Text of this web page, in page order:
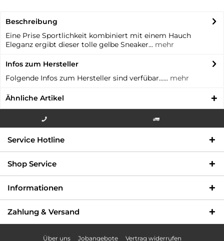
Beschreibung
Eine Prise Sportlichkeit kombiniert mit einem Hauch
Eleganz ergibt dieser tolle gelbe Sneaker... mehr
Infos zum Hersteller
Folgende Infos zum Hersteller sind verfübar...... mehr
Ähnliche Artikel
000
Service Hotline
Shop Service
Informationen
Zahlung & Versand
Über uns Jobangebote Vertrag widerrufen